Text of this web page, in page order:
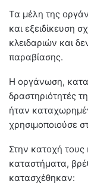
Τα μέλη της
και εξειδίκευση
κλειδαριών και
παραβίασης.
Η οργάνωση,
δραστηριότητές
ήταν
χρησιμοποιούσε
Στην κατοχή τους
καταστήματα,
κατασχέθηκαν: